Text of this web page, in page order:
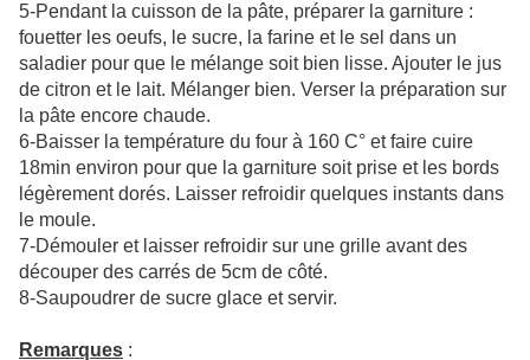
5-Pendant la cuisson de la pâte, préparer la garniture :
fouetter les oeufs, le sucre, la farine et le sel dans un
saladier pour que le mélange soit bien lisse. Ajouter le jus
de citron et le lait. Mélanger bien. Verser la préparation sur
la pâte encore chaude.
6-Baisser la température du four à 160 C° et faire cuire
18min environ pour que la garniture soit prise et les bords
légèrement dorés. Laisser refroidir quelques instants dans
le moule.
7-Démouler et laisser refroidir sur une grille avant des
découper des carrés de 5cm de côté.
8-Saupoudrer de sucre glace et servir.
Remarques :